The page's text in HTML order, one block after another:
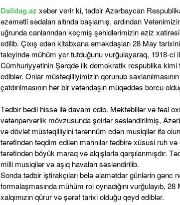
Dalidag.az xəbər verir ki, tədbir Azərbaycan
əzəmətli sədaları altında başlamış, ardından
uğrunda canlarından keçmiş şəhidlərimizin əziz
edilib. Çıxış edən kitabxana əməkdaşları 28 May
taleyində mühüm yer tutduğunu vurğulayaraq, 1918-ci
Cümhuriyyətinin Şərqdə ilk demokratik respublika
ediblər. Onlar müstəqilliyimizin qorunub
çatdırılmasının hər bir vətəndaşın müqəddəs borcu
Tədbir bədii hissə ilə davam edib. Məktəblilər və fəal
vətənpərvərlik mövzusunda şeirlər səsləndirilmiş,
və dövlət müstəqilliyini tərənnüm edən musiqilər ifa
tərəfindən təqdim edilən mahnılar tədbirə xüsusi ruh
tərəfindən böyük maraq və alqışlarla qarşılanmışdır.
milli musiqilər və aşıq havaları səsləndirilib.
Sonda tədbir iştirakçıları belə əlamətdar günlərin gənc
formalaşmasında mühüm rol oynadığını vurğulayıb,
xalqımızın qürur və şərəf tarixi olduğu qeyd ediblər.